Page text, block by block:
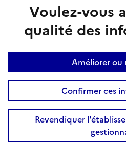
Voulez-vous
qualité des
Améliorer ou
Confirmer ces
Revendiquer